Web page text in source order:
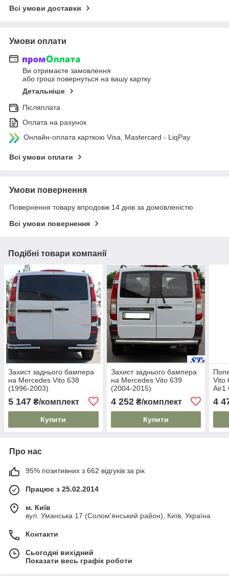
Всі умови доставки
Умови оплати
Ви отримаєте замовлення
або гроші повернуться на вашу картку
Детальніше
Післяплата
Оплата на рахунок
Онлайн-оплата карткою Visa, Mastercard - LiqPay
Всі умови оплати
Умови повернення
Повернення товару впродовж 14 днів за домовленістю
Всі умови повернення
Подібні товари компанії
Захист заднього бампера
на Mercedes Vito 638
(1996-2003)
5 147 ₴/комплект
Купити
Захист заднього бампера
на Mercedes Vito 639
(2004-2015)
4 252₴/комплект
Купити
Vito
Air1
4
Про нас
95% позитивних з 662 відгуків за рік
Працює з 25.02.2014
м. Київ
вул. Уманська 17 (Солом'янський район), Київ, Україна
Контакти
Сьогодні вихідний
Показати весь графік роботи